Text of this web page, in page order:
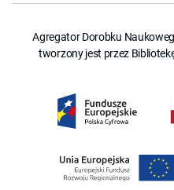
Agregator Dorobku
tworzony jest przez